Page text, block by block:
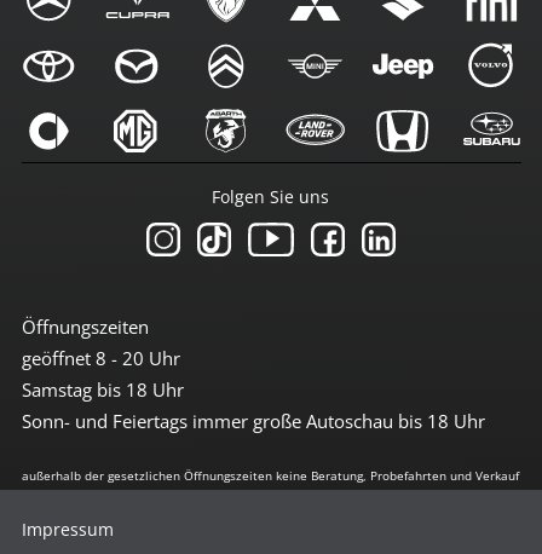
Öffnungszeiten
geöffnet 8 - 20 Uhr
Samstag bis 18 Uhr
Sonn- und Feiertags immer große Autoschau bis 18 Uhr
Folgen Sie uns
außerhalb der gesetzlichen Öffnungszeiten keine Beratung, Probefahrten und Verkauf
Impressum